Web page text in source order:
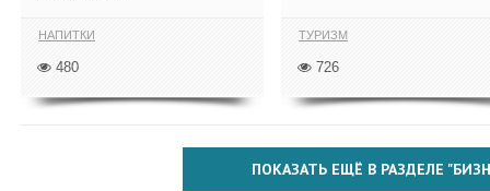
НАПИТКИ
480
ТУРИЗМ
726
ПОКАЗАТЬ ЕЩЁ В РАЗДЕЛЕ